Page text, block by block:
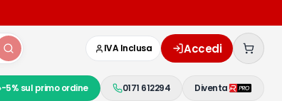
IVA Inclusa Accedi
-5% sul primo ordine 0171 612294 Diventa